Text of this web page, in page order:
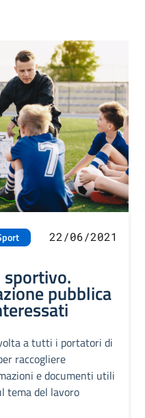
22/06/2021
pubblica
a tutti i portatori di
raccogliere
e documenti utili
tema del lavoro